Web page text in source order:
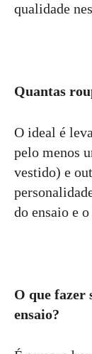
qualidade
Quantas
O ideal é
pelo menos
vestido) e
do ensaio e
O que fazer
ensaio?